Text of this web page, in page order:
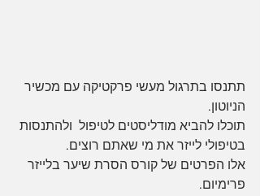
תתנסו בתרגול מעשי פרקטיקה עם מכשיר
הניוטון.
תוכלו להביא מודליסטים לטיפול  ולהתנסות
בטיפולי לייזר את מי שאתם רוצים.
אלו הפרטים של קורס הסרת שיער בלייזר
פרימיום.